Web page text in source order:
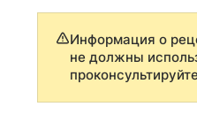
Информация о
не должны